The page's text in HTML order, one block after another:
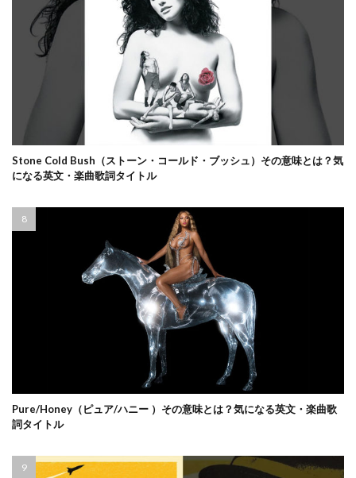
Stone Cold Bush（ストーン・コールド・ブッシュ）その意味とは？気
になる英文・楽曲歌詞タイトル
Pure/Honey（ピュア/ハニー ）その意味とは？気になる英文・楽曲歌
詞タイトル